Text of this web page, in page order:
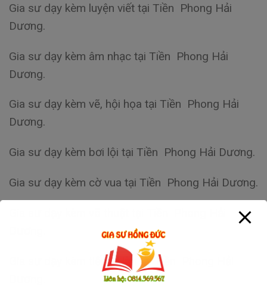
Gia sư dạy kèm luyện viết tại Tiền Phong Hải
Dương.
Gia sư dạy kèm âm nhạc tại Tiền Phong Hải
Dương.
Gia sư dạy kèm vẽ, hội họa tại Tiền Phong Hải
Dương.
Gia sư dạy kèm bơi lội tại Tiền Phong Hải Dương.
Gia sư dạy kèm cờ vua tại Tiền Phong Hải Dương.
Gia sư dạy kèm tiếng Hàn tại Tiền Phong Hải